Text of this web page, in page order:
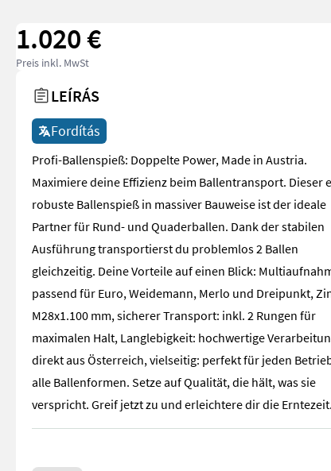
1.020 €
Preis inkl. MwSt
LEÍRÁS
Fordítás
Profi-Ballenspieß: Doppelte Power, Made in Austria.
Maximiere deine Effizienz beim Ballentransport. Dieser
robuste Ballenspieß in massiver Bauweise ist der ideale
Partner für Rund- und Quaderballen. Dank der stabilen
Ausführung transportierst du problemlos 2 Ballen
gleichzeitig. Deine Vorteile auf einen Blick:
passend für Euro, Weidemann, Merlo und Dreipunkt,
M28x1.100 mm, sicherer Transport: inkl. 2 Rungen für
maximalen Halt, Langlebigkeit: hochwertige
direkt aus Österreich, vielseitig: perfekt für jeden
alle Ballenformen. Setze auf Qualität, die hält, was sie
verspricht. Greif jetzt zu und erleichtere dir die Erntezeit.